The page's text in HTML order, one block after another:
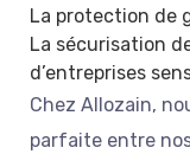
La protection de
La sécurisation
d’entreprises
Chez Allozain,
parfaite entre